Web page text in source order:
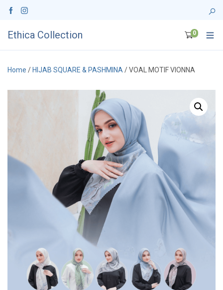
Ethica Collection 0
Home / HIJAB SQUARE & PASHMINA / VOAL MOTIF VIONNA